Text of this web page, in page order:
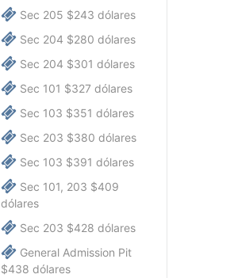
Sec 205 $243 dólares
Sec 204 $280 dólares
Sec 204 $301 dólares
Sec 101 $327 dólares
Sec 103 $351 dólares
Sec 203 $380 dólares
Sec 103 $391 dólares
Sec 101, 203 $409
dólares
Sec 203 $428 dólares
General Admission Pit
$438 dólares